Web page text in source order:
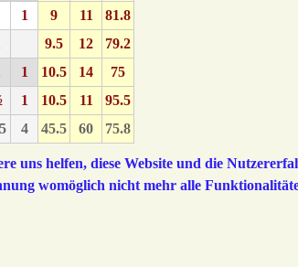
1 9 11
81.8
9.5 12
79.2
1 10.5 14
75
1 10.5 11
95.5
4 45.5 60 75.8
uns helfen, diese Website und die
womöglich nicht mehr alle